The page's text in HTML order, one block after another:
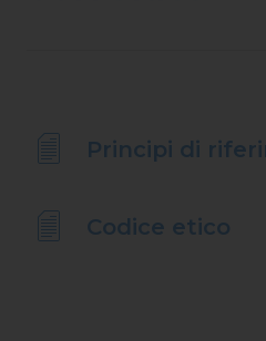
Principi di
Codice etico